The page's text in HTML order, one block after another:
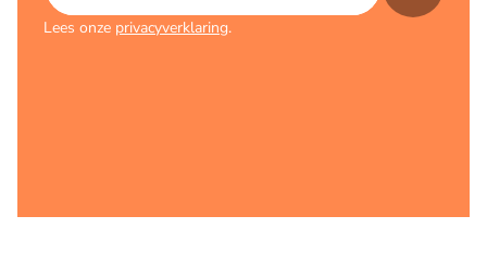
Lees onze privacyverklaring.